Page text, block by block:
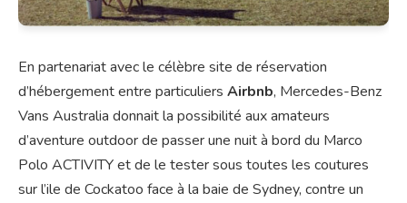
En partenariat avec le célèbre site de réservation
d’hébergement entre particuliers Airbnb, Mercedes-Benz
Vans Australia donnait la possibilité aux amateurs
d’aventure outdoor de passer une nuit à bord du Marco
Polo ACTIVITY et de le tester sous toutes les coutures
sur l’ile de Cockatoo face à la baie de Sydney, contre un